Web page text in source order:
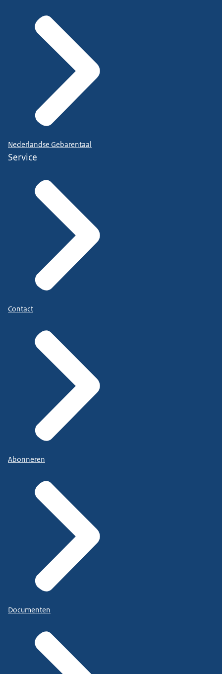
Nederlandse Gebarentaal
Service
Contact
Abonneren
Documenten